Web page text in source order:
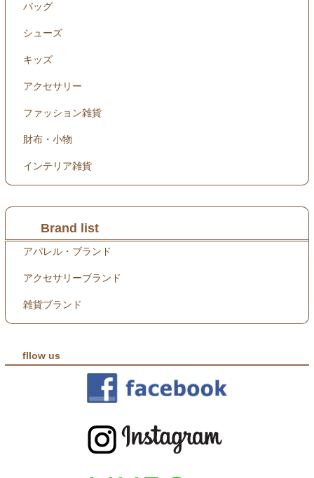
バッグ
シューズ
キッズ
アクセサリー
ファッション雑貨
財布・小物
インテリア雑貨
Brand list
アパレル・ブランド
アクセサリーブランド
雑貨ブランド
fllow us